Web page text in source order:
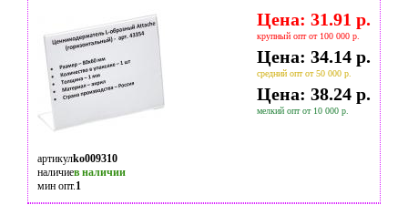
Цена: 31.91 р.
крупный опт от 100 000 р.
Цена: 34.14 р.
средний опт от 50 000 р.
Цена: 38.24 р.
мелкий опт от 10 000 р.
артикулko009310
наличиев наличии
мин опт.1